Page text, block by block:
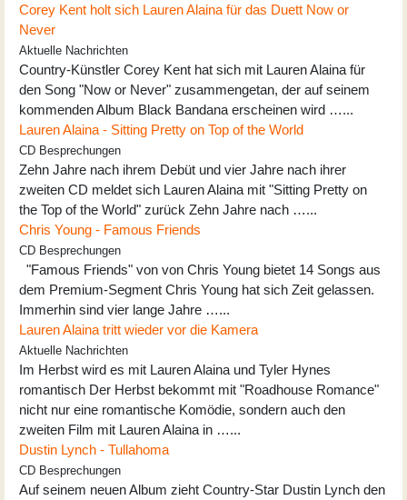
Corey Kent holt sich Lauren Alaina für das Duett Now or
Never
Aktuelle Nachrichten
Country-Künstler Corey Kent hat sich mit Lauren Alaina für
den Song "Now or Never" zusammengetan, der auf seinem
kommenden Album Black Bandana erscheinen wird …...
Lauren Alaina - Sitting Pretty on Top of the World
CD Besprechungen
Zehn Jahre nach ihrem Debüt und vier Jahre nach ihrer
zweiten CD meldet sich Lauren Alaina mit "Sitting Pretty on
the Top of the World" zurück Zehn Jahre nach …...
Chris Young - Famous Friends
CD Besprechungen
"Famous Friends" von von Chris Young bietet 14 Songs aus
dem Premium-Segment Chris Young hat sich Zeit gelassen.
Immerhin sind vier lange Jahre …...
Lauren Alaina tritt wieder vor die Kamera
Aktuelle Nachrichten
Im Herbst wird es mit Lauren Alaina und Tyler Hynes
romantisch Der Herbst bekommt mit "Roadhouse Romance"
nicht nur eine romantische Komödie, sondern auch den
zweiten Film mit Lauren Alaina in …...
Dustin Lynch - Tullahoma
CD Besprechungen
Auf seinem neuen Album zieht Country-Star Dustin Lynch den